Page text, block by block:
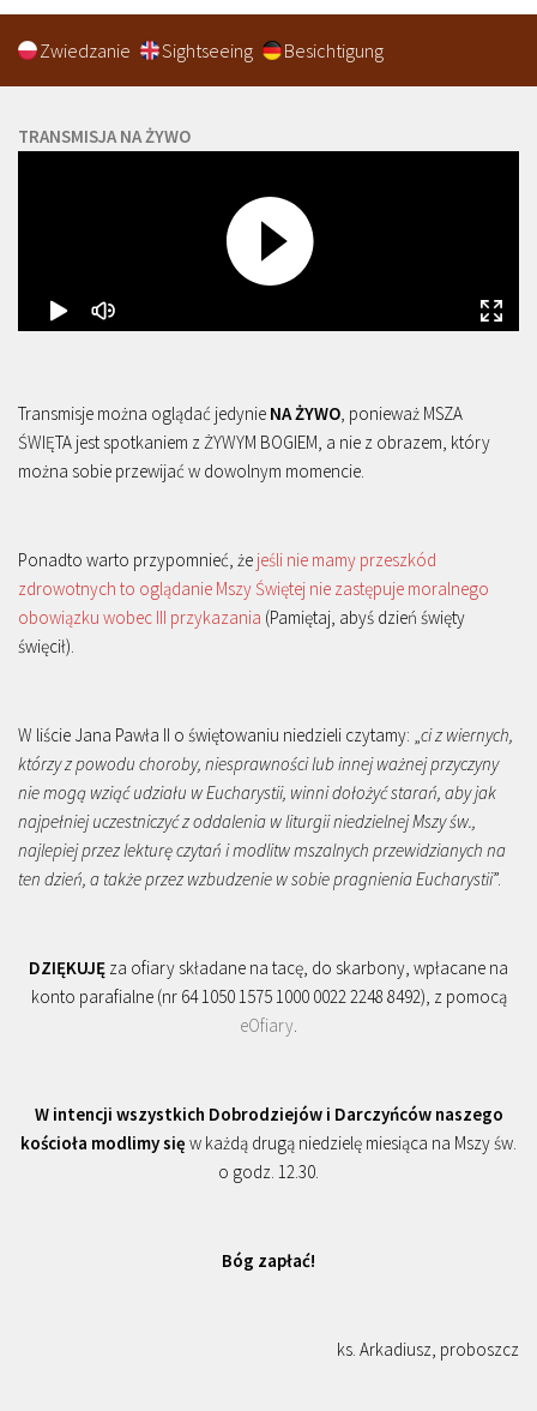
Zwiedzanie Sightseeing Besichtigung
TRANSMISJA NA ŻYWO
Transmisje można oglądać jedynie NA ŻYWO , ponieważ MSZA
ŚWIĘTA jest spotkaniem z ŻYWYM BOGIEM, a nie z obrazem, który
można sobie przewijać w dowolnym momencie.
Ponadto warto przypomnieć, że jeśli nie mamy przeszkód
zdrowotnych to oglądanie Mszy Świętej nie zastępuje moralnego
obowiązku wobec III przykazania (Pamiętaj, abyś dzień święty
święcił).
W liście Jana Pawła II o świętowaniu niedzieli czytamy: „ ci z wiernych,
którzy z powodu choroby, niesprawności lub innej ważnej przyczyny
nie mogą wziąć udziału w Eucharystii, winni dołożyć starań, aby jak
najpełniej uczestniczyć z oddalenia w liturgii niedzielnej Mszy św.,
najlepiej przez lekturę czytań i modlitw mszalnych przewidzianych na
ten dzień, a także przez wzbudzenie w sobie pragnienia Eucharystii”.
DZIĘKUJĘ za ofiary składane na tacę, do skarbony, wpłacane na
konto parafialne (nr 64 1050 1575 1000 0022 2248 8492), z pomocą
eOfiary
W intencji wszystkich Dobrodziejów i Darczyńców naszego
kościoła modlimy się w każdą drugą niedzielę miesiąca na Mszy św.
o godz. 12.30.
Bóg zapłać!
ks. Arkadiusz, proboszcz